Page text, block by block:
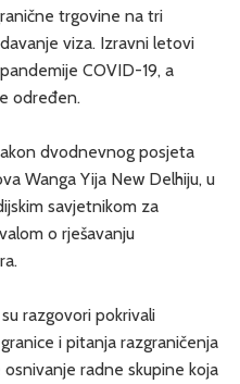
trgovine na tri
viza. Izravni letovi
COVID-19, a
određen.
dvodnevnog posjeta
Wanga Yija New Delhiju, u
savjetnikom za
o rješavanju
razgovori pokrivali
i pitanja razgraničenja
radne skupine koja